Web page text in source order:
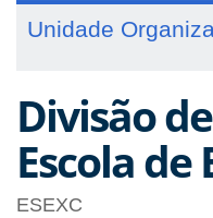
Unidade
Divisão
Escola de
ESEXC